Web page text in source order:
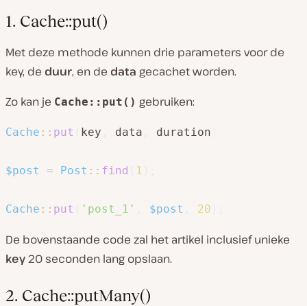
1. Cache::put()
Met deze methode kunnen drie parameters voor de
key, de duur, en de data gecachet worden.
Zo kan je Cache::put() gebruiken:
Cache :: put key data duration
$post = Post :: find 1
Cache :: put 'post_1' $post 20
De bovenstaande code zal het artikel inclusief unieke
key20 seconden lang opslaan.
2. Cache::putMany()